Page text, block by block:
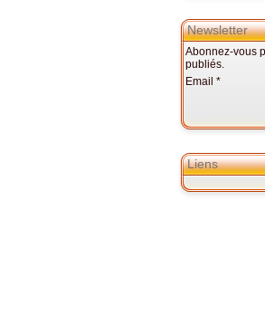
Newsletter
Abonnez-vous
publiés.
Email
Liens